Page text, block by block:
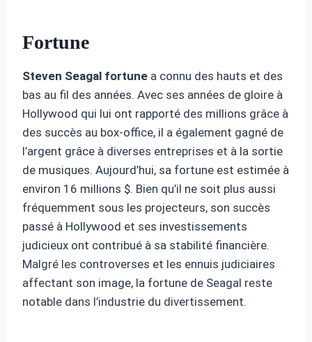
Fortune
Steven Seagal fortune a connu des hauts et des
bas au fil des années. Avec ses années de gloire à
Hollywood qui lui ont rapporté des millions grâce à
des succès au box-office, il a également gagné de
l’argent grâce à diverses entreprises et à la sortie
de musiques. Aujourd’hui, sa fortune est estimée à
environ 16 millions $. Bien qu’il ne soit plus aussi
fréquemment sous les projecteurs, son succès
passé à Hollywood et ses investissements
judicieux ont contribué à sa stabilité financière.
Malgré les controverses et les ennuis judiciaires
affectant son image, la fortune de Seagal reste
notable dans l’industrie du divertissement.